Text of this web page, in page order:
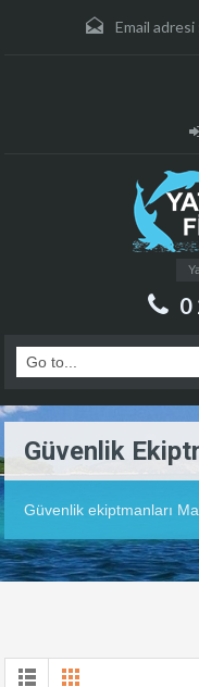
Email adresi
0
Güvenlik
Güvenlik ekiptmanları